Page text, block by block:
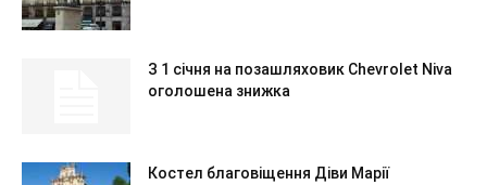
З 1 січня на позашляховик Chevrolet Niva
оголошена знижка
Костел благовіщення Діви Марії